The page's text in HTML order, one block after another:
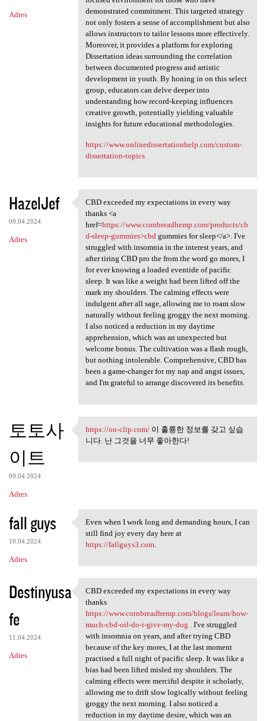
Adres
demonstrated commitment. This targeted strategy
not only fosters a sense of accomplishment but also
allows instructors to tailor lessons more effectively.
Moreover, it provides a platform for exploring
Dissertation ideas surrounding the correlation
between documented progress and artistic
development in youth. By honing in on this select
group, educators can delve deeper into
understanding how record-keeping influences
creative growth, potentially yielding valuable
insights for future educational methodologies.
https://www.onlinedissertationhelp.com/custom-
dissertation-topics
HazelJef
09.04.2024
Adres
CBD exceeded my expectations
CBD exceeded my expectations in every way
thanks <a
href=https://www.cornbreadhemp.com/products/cb
d-sleep-gummies>cbdgummies for sleep</a>. I've
struggled with insomnia in the interest years, and
after tiring CBD pro the from the word go mores, I
for ever knowing a loaded eventide of pacific
sleep. It was like a weight had been lifted off the
mark my shoulders. The calming effects were
indulgent after all sage, allowing me to roam slow
naturally without feeling groggy the next morning.
I also noticed a reduction in my daytime
apprehension, which was an unexpected but
welcome bonus. The cultivation was a flash rough,
but nothing intolerable. Comprehensive, CBD has
been a game-changer for my nap and angst issues,
and I'm grateful to arrange discovered its benefits.
토토사
이트
09.04.2024
Adres
https://on-clip.com/ 이 훌륭한
https://on-clip.com/이 훌륭한 정보를 갖고 싶습
니다. 난 그것을 너무 좋아한다!
fall guys
10.04.2024
Adres
Even when I work long and
Even when I work long and demanding hours, I can
still find joy every day here at
https://fallguys3.com.
Destinyusa
fe
11.04.2024
Adres
CBD exceeded my expectations
CBD exceeded my expectations in every way
thanks
https://www.cornbreadhemp.com/blogs/learn/how-
much-cbd-oil-do-i-give-my-dog . I've struggled
with insomnia on years, and after trying CBD
because of the key mores, I at the last moment
practised a full night of pacific sleep. It was like a
bias had been lifted misled my shoulders. The
calming effects were merciful despite it scholarly,
allowing me to drift slow logically without feeling
groggy the next morning. I also noticed a
reduction in my daytime desire, which was an